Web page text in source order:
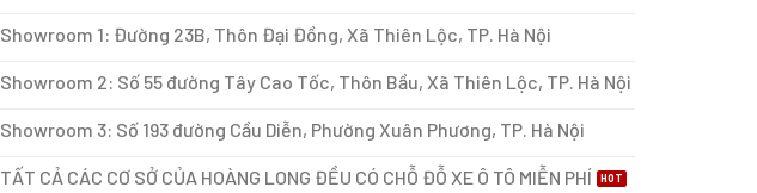
Showroom 1: Đường 23B, Thôn Đại Đồng, Xã Thiên Lộc, TP. Hà Nội
Showroom 2: Số 55 đường Tây Cao Tốc, Thôn Bầu, Xã Thiên Lộc, TP. Hà Nội
Showroom 3: Số 193 đường Cầu Diễn, Phường Xuân Phương, TP. Hà Nội
TẤT CẢ CÁC CƠ SỞ CỦA HOÀNG LONG ĐỀU CÓ CHỖ ĐỖ XE Ô TÔ MIỄN PHÍ